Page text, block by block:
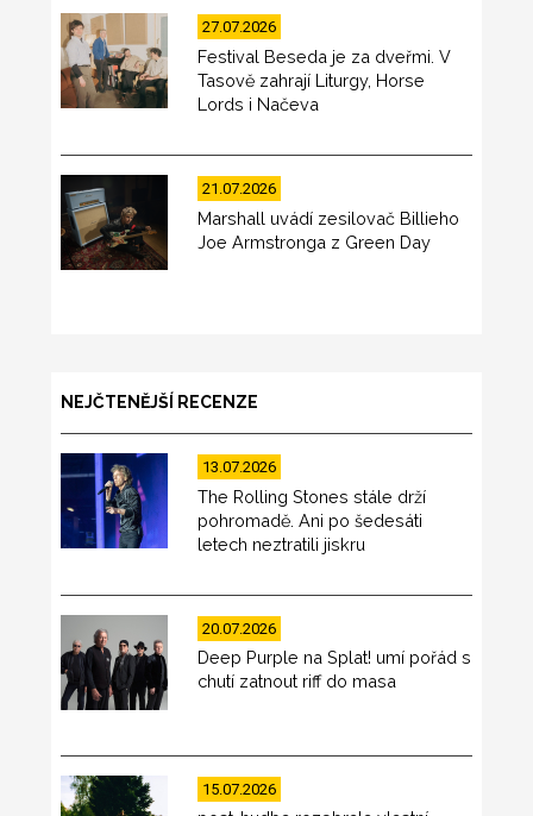
27.07.2026
Festival Beseda je za dveřmi. V
Tasově zahrají Liturgy, Horse
Lords i Načeva
21.07.2026
Marshall uvádí zesilovač Billieho
Joe Armstronga z Green Day
NEJČTENĚJŠÍ RECENZE
13.07.2026
The Rolling Stones stále drží
pohromadě. Ani po šedesáti
letech neztratili jiskru
20.07.2026
Deep Purple na Splat! umí pořád s
chutí zatnout riff do masa
15.07.2026